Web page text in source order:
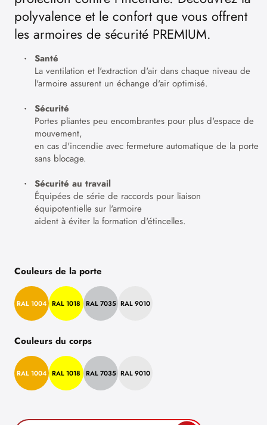
polyvalence et le confort que vous offrent
les armoires de sécurité PREMIUM.
Santé
La ventilation et l'extraction d'air dans chaque niveau de
l'armoire assurent un échange d'air optimisé.
Sécurité
Portes pliantes peu encombrantes pour plus d'espace de
mouvement,
en cas d'incendie avec fermeture automatique de la porte
sans blocage.
Sécurité au travail
Équipées de série de raccords pour liaison
équipotentielle sur l'armoire
aident à éviter la formation d'étincelles.
Couleurs de la porte
RAL 1004 RAL 1018 RAL 7035 RAL 9010
Couleurs du corps
RAL 1004 RAL 1018 RAL 7035 RAL 9010